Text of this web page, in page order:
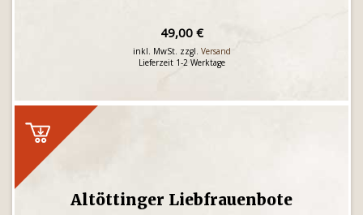
49,00 €
inkl. MwSt. zzgl. Versand
Lieferzeit 1-2 Werktage
Altöttinger Liebfrauenbote